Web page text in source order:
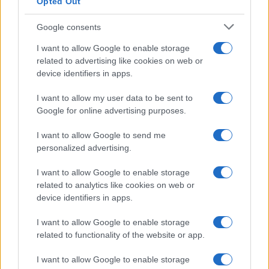
Google consents
I want to allow Google to enable storage
related to advertising like cookies on web or
device identifiers in apps.
I want to allow my user data to be sent to
Google for online advertising purposes.
I want to allow Google to send me
personalized advertising.
I want to allow Google to enable storage
related to analytics like cookies on web or
device identifiers in apps.
I want to allow Google to enable storage
related to functionality of the website or app.
I want to allow Google to enable storage